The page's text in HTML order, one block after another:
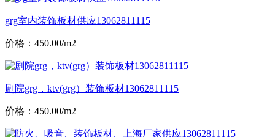
grg室内装饰板材供应13062811115
价格：450.00/m2
剧院grg，ktv(grg）装饰板材13062811115
价格：450.00/m2